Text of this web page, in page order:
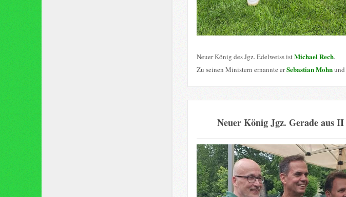
Neuer König des Jgz. Edelweiss istMichael Rech.
Zu seinen Ministern ernannte erSebastian Mohnund
Neuer König Jgz. Gerade aus II